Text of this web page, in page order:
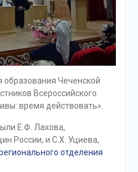
образования Чеченской
Всероссийского
время действовать».
Е.Ф. Лахова,
России, и С.Х. Уциева,
отделения